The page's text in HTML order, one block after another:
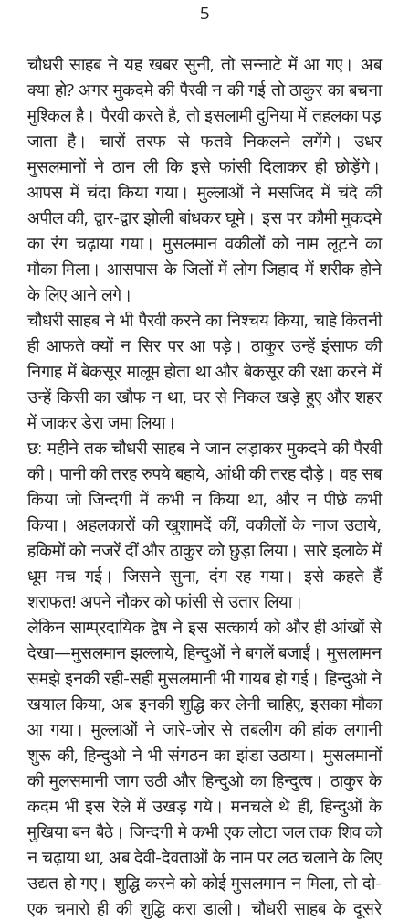
5
चौधरी साहब ने यह खबर सुनी, तो सन्नाटे में आ गए। अब
क्या हो? अगर मुकदमे की पैरवी न की गई तो ठाकुर का बचना
मुश्किल है। पैरवी करते है, तो इसलामी दुनिया में तहलका पड़
जाता है। चारों तरफ से फतवे निकलने लगेंगे। उधर
मुसलमानों ने ठान ली कि इसे फांसी दिलाकर ही छोड़ेंगे।
आपस में चंदा किया गया। मुल्लाओं ने मसजिद में चंदे की
अपील की, द्वार-द्वार झोली बांधकर घूमे। इस पर कौमी मुकदमे
का रंग चढ़ाया गया। मुसलमान वकीलों को नाम लूटने का
मौका मिला। आसपास के जिलों में लोग जिहाद में शरीक होने
के लिए आने लगे।
चौधरी साहब ने भी पैरवी करने का निश्चय किया, चाहे कितनी
ही आफते क्यों न सिर पर आ पड़े। ठाकुर उन्हें इंसाफ की
निगाह में बेकसूर मालूम होता था और बेकसूर की रक्षा करने में
उन्हें किसी का खौफ न था, घर से निकल खड़े हुए और शहर
में जाकर डेरा जमा लिया।
छ: महीने तक चौधरी साहब ने जान लड़ाकर मुकदमे की पैरवी
की। पानी की तरह रुपये बहाये, आंधी की तरह दौड़े। वह सब
किया जो जिन्दगी में कभी न किया था, और न पीछे कभी
किया। अहलकारों की खुशामदें कीं, वकीलों के नाज उठाये,
हकिमों को नजरें दीं और ठाकुर को छुड़ा लिया। सारे इलाके में
धूम मच गई। जिसने सुना, दंग रह गया। इसे कहते हैं
शराफत! अपने नौकर को फांसी से उतार लिया।
लेकिन साम्प्रदायिक द्वेष ने इस सत्कार्य को और ही आंखों से
देखा—मुसलमान झल्लाये, हिन्दुओं ने बगलें बजाईं। मुसलामन
समझे इनकी रही-सही मुसलमानी भी गायब हो गई। हिन्दुओ ने
खयाल किया, अब इनकी शुद्धि कर लेनी चाहिए, इसका मौका
आ गया। मुल्लाओं ने जारे-जोर से तबलीग की हांक लगानी
शुरू की, हिन्दुओ ने भी संगठन का झंडा उठाया। मुसलमानों
की मुलसमानी जाग उठी और हिन्दुओ का हिन्दुत्व। ठाकुर के
कदम भी इस रेले में उखड़ गये। मनचले थे ही, हिन्दुओं के
मुखिया बन बैठे। जिन्दगी मे कभी एक लोटा जल तक शिव को
न चढ़ाया था, अब देवी-देवताओं के नाम पर लठ चलाने के लिए
उद्यत हो गए। शुद्धि करने को कोई मुसलमान न मिला, तो दो-
एक चमारो ही की शुद्धि करा डाली। चौधरी साहब के दूसरे